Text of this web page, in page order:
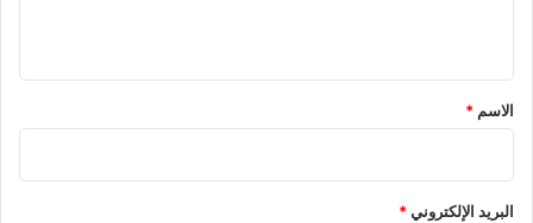
*
الاسم *
البريد الإلكتروني*